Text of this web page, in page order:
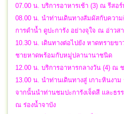
07.00 น. บริการอาหารเช้า (3) ณ รีสอ
08.00 น. นำท่านเดินทางสัมผัสกับควา
การดำน้ำ ดูปะการัง อย่างจุใจ ณ อ่าวส
10.30 น. เดินทางต่อไปยัง หาดทรายข
ชายหาดพร้อมกับหมู่ปลานานาชนิด
12.00 น. บริการอาหารกลางวัน (4) ณ
13.00 น. นำท่านเดินทางสู่ เกาะหินงา
จากนั้นนำท่านชมปะการังเจ็ดสี และธร
ณ ร่องน้ำจาบัง